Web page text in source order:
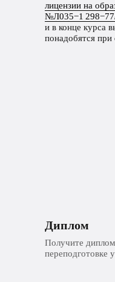
лицензии на
№Л035−1
и в конце курса
понадобятся при
Диплом
Получите
переподготовке